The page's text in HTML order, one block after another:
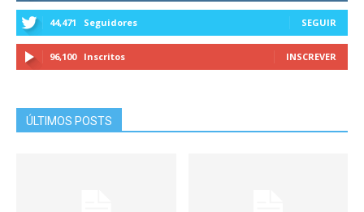
44,471 Seguidores SEGUIR
96,100 Inscritos INSCREVER
ÚLTIMOS POSTS